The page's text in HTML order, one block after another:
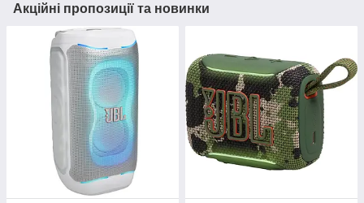
Акційні пропозиції та новинки